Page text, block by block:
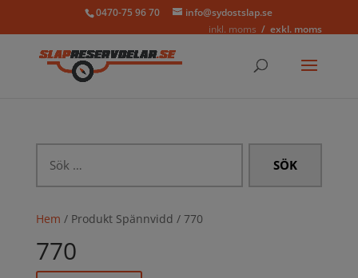
0470-75 96 70
info@sydostslap.se
inkl. moms
exkl. moms
efter:
Hem / Produkt Spännvidd / 770
770